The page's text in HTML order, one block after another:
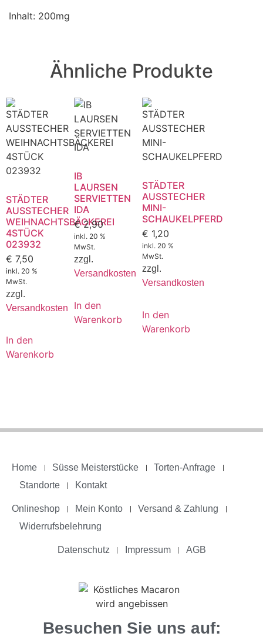
Inhalt: 200mg
Ähnliche Produkte
STÄDTER
AUSSTECHER
WEIHNACHTSBÄCKEREI
4STÜCK
023932
€ 7,50
inkl. 20 %
MwSt.
zzgl.
Versandkosten
In den
Warenkorb
IB
LAURSEN
SERVIETTEN
IDA
€2,90
inkl. 20 %
MwSt.
zzgl.
Versandkosten
In den
Warenkorb
STÄDTER
AUSSTECHER
MINI-
SCHAUKELPFERD
€ 1,20
inkl. 20 %
MwSt.
zzgl.
Versandkosten
In den
Warenkorb
Home Süsse Meisterstücke
Torten-Anfrage
Standorte
Kontakt
Onlineshop Mein Konto
Versand & Zahlung
Widerrufsbelehrung
Datenschutz Impressum AGB
Besuchen Sie uns auf: